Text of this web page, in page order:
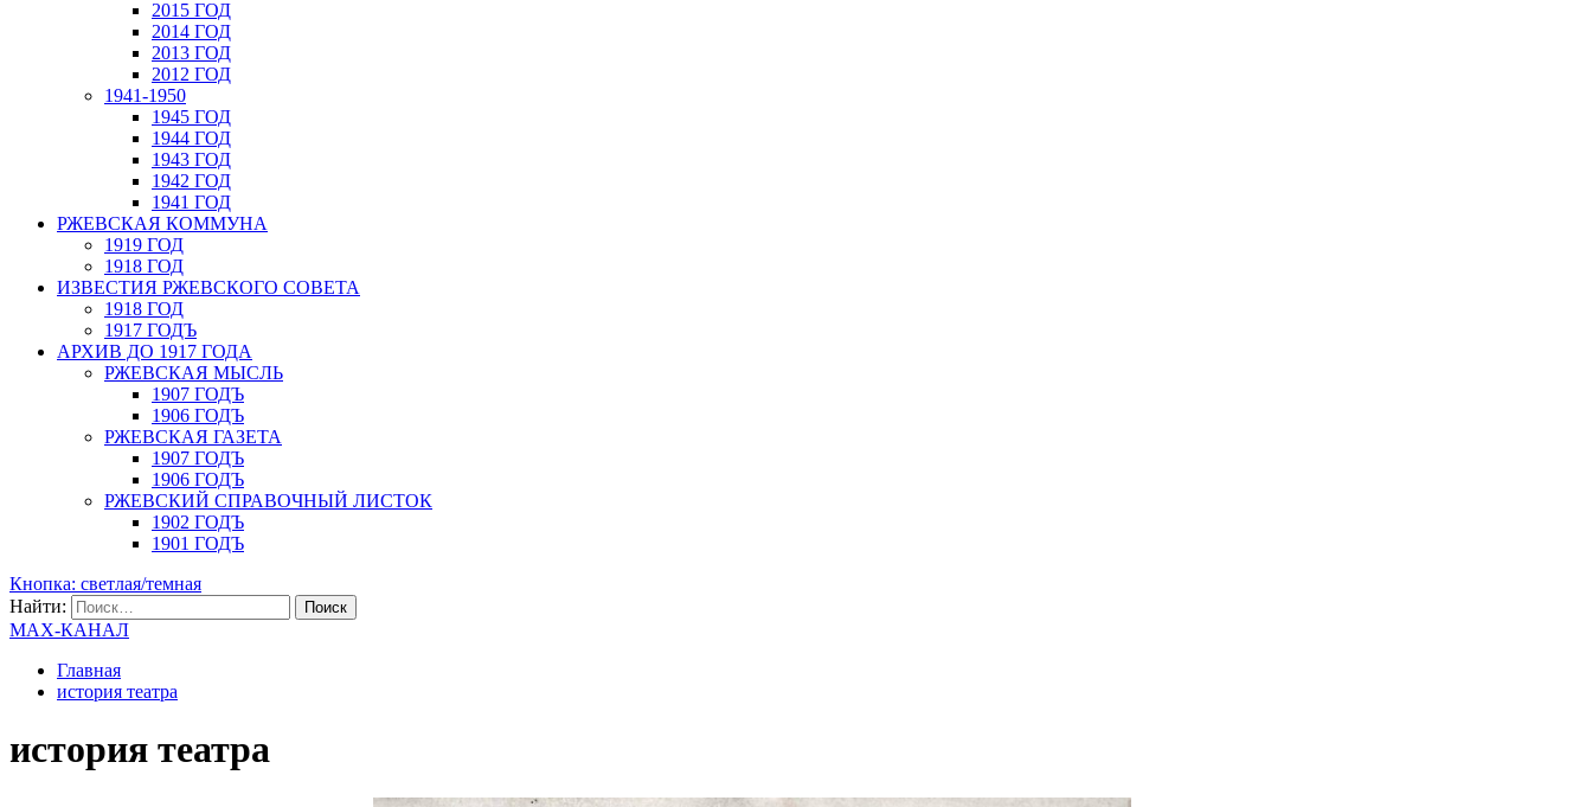
2015 ГОД
2014 ГОД
2013 ГОД
2012 ГОД
1941-1950
1945 ГОД
1944 ГОД
1943 ГОД
1942 ГОД
1941 ГОД
РЖЕВСКАЯ КОММУНА
1919 ГОД
1918 ГОД
ИЗВЕСТИЯ РЖЕВСКОГО СОВЕТА
1918 ГОД
1917 ГОДЪ
АРХИВ ДО 1917 ГОДА
РЖЕВСКАЯ МЫСЛЬ
1907 ГОДЪ
1906 ГОДЪ
РЖЕВСКАЯ ГАЗЕТА
1907 ГОДЪ
1906 ГОДЪ
РЖЕВСКИЙ СПРАВОЧНЫЙ ЛИСТОК
1902 ГОДЪ
1901 ГОДЪ
Кнопка: светлая/темная
Найти:
MAX-КАНАЛ
Главная
история театра
история театра